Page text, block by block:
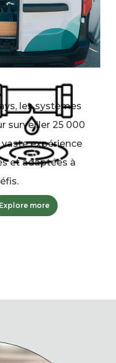
les systèmes
surveiller 25 000
vaste expérience
et adaptées à
Explore more